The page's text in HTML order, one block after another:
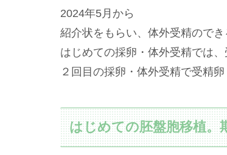
2024年5月から
紹介状をもらい、体外受精のでき
はじめての採卵・体外受精では、
２回目の採卵・体外受精で受精
はじめての胚盤胞移植。